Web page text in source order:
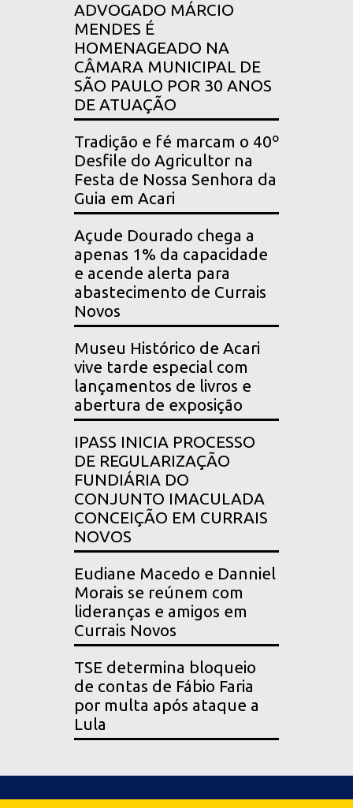
ADVOGADO MÁRCIO
MENDES É
HOMENAGEADO NA
CÂMARA MUNICIPAL DE
SÃO PAULO POR 30 ANOS
DE ATUAÇÃO
Tradição e fé marcam o 40º
Desfile do Agricultor na
Festa de Nossa Senhora da
Guia em Acari
Açude Dourado chega a
apenas 1% da capacidade
e acende alerta para
abastecimento de Currais
Novos
Museu Histórico de Acari
vive tarde especial com
lançamentos de livros e
abertura de exposição
IPASS INICIA PROCESSO
DE REGULARIZAÇÃO
FUNDIÁRIA DO
CONJUNTO IMACULADA
CONCEIÇÃO EM CURRAIS
NOVOS
Eudiane Macedo e Danniel
Morais se reúnem com
lideranças e amigos em
Currais Novos
TSE determina bloqueio
de contas de Fábio Faria
por multa após ataque a
Lula